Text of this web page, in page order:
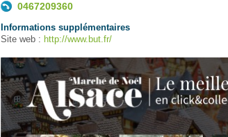
0467209360
Informations supplémentaires
Site web : http://www.but.fr/